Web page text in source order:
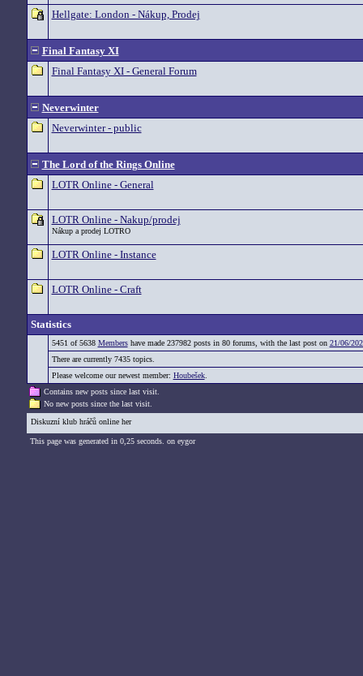
Hellgate: London - Nákup, Prodej
Final Fantasy XI
Final Fantasy XI - General Forum
Neverwinter
Neverwinter - public
The Lord of the Rings Online
LOTR Online - General
LOTR Online - Nakup/prodej
Nákup a prodej LOTRO
LOTR Online - Instance
LOTR Online - Craft
Statistics
5451 of 5638 Membershave made 237982 posts in 80 forums, with the last post on 21/06/
There are currently 7435 topics.
Please welcome our newest member: Houbešek.
Contains new posts since last visit.
No new posts since the last visit.
Diskuzní klub hráčů online her
This page was generated in 0,25 seconds. on eygor